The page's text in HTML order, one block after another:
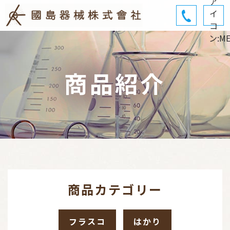
商品紹介
商品カテゴリー
フラスコ はかり